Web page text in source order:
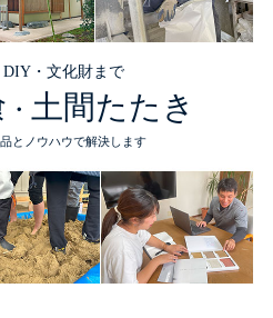
・文化財まで
・ 土間たたき
とノウハウで解決します